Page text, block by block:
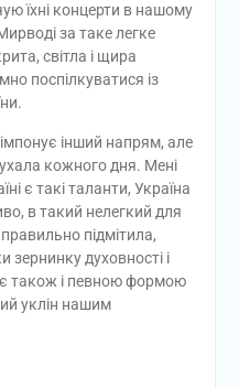
їхні концерти в нашому
за таке легке
світла і щира
поспілкуватися із
інший напрям, але
кожного дня. Мені
є такі таланти, Україна
в такий нелегкий для
підмітила,
зернинку духовності і
також і певною формою
уклін нашим